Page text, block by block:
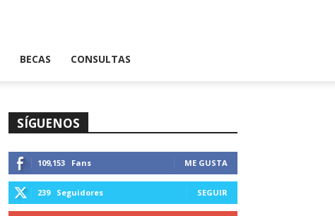
BECAS CONSULTAS
SÍGUENOS
109,153 Fans ME GUSTA
239 Seguidores SEGUIR